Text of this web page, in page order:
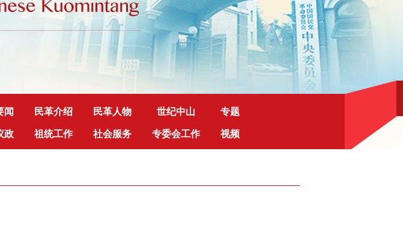
闻 民革介绍 民革人物 世纪中山 专题
政 祖统工作 社会服务 专委会工作 视频